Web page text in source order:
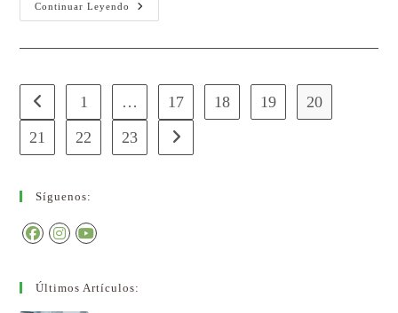
Continuar Leyendo
1 … 17 18 19
20
21
22 23
Síguenos:
Últimos Artículos: